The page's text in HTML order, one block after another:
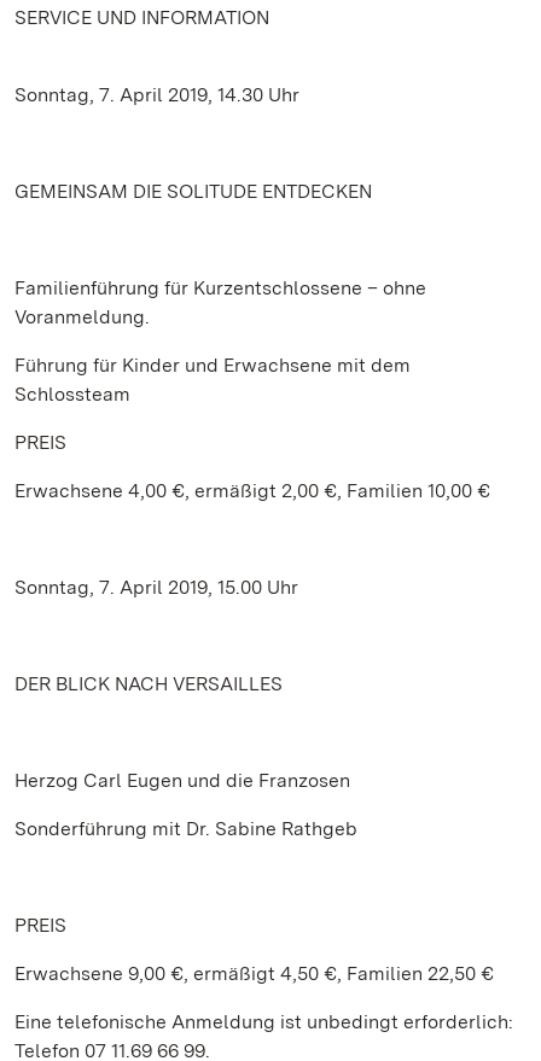
SERVICE UND INFORMATION
Sonntag, 7. April 2019, 14.30 Uhr
GEMEINSAM DIE SOLITUDE ENTDECKEN
Familienführung für Kurzentschlossene – ohne
Voranmeldung.
Führung für Kinder und Erwachsene mit dem
Schlossteam
PREIS
Erwachsene 4,00 €, ermäßigt 2,00 €, Familien 10,00 €
Sonntag, 7. April 2019, 15.00 Uhr
DER BLICK NACH VERSAILLES
Herzog Carl Eugen und die Franzosen
Sonderführung mit Dr. Sabine Rathgeb
PREIS
Erwachsene 9,00 €, ermäßigt 4,50 €, Familien 22,50 €
Eine telefonische Anmeldung ist unbedingt erforderlich:
Telefon 07 11.69 66 99.